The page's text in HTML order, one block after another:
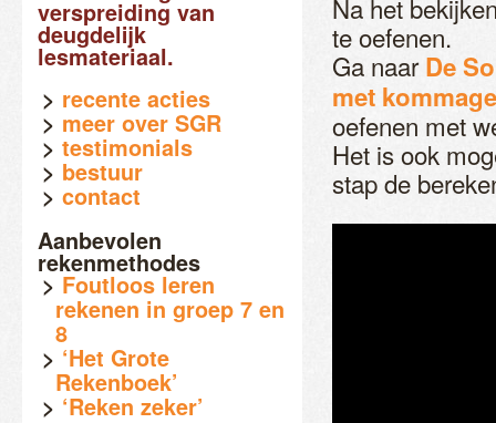
Na het
te oefenen.
Ga naarDe
met
oefenen met
Het is ook
stap de
verspreiding van
deugdelijk
lesmateriaal.
recente acties
meer over SGR
testimonials
bestuur
contact
Aanbevolen
rekenmethodes
Foutloos leren
rekenen in groep 7 en
8
‘Het Grote
Rekenboek’
‘Reken zeker’